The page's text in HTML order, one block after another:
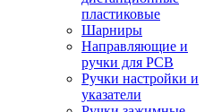
пластиковые
Шарниры
Направляющие и
ручки для PCB
Ручки настройки и
указатели